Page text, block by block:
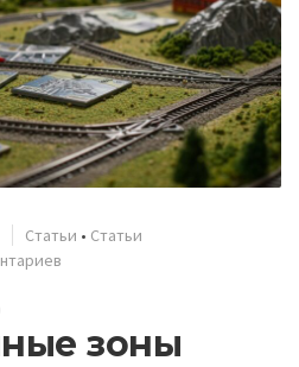
Статьи • Статьи
зоны